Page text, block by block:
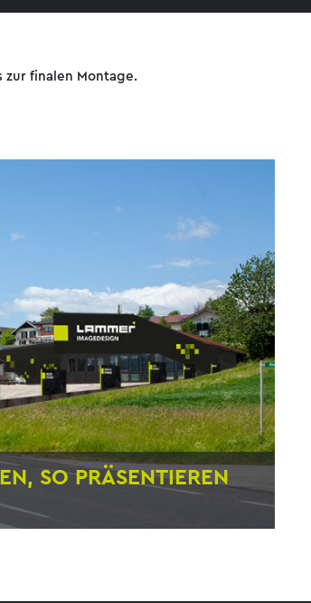
zur finalen Montage.
SO PRÄSENTIEREN